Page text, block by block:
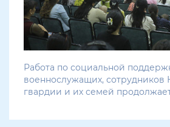
Работа по социальной
военнослужащих, сотрудников
гвардии и их семей